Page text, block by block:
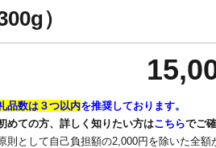
）
品数は３つ以内を推奨しております。
めての方、詳しく知りたい方はこちらでご
則として自己負担額の2,000円を除いた全額